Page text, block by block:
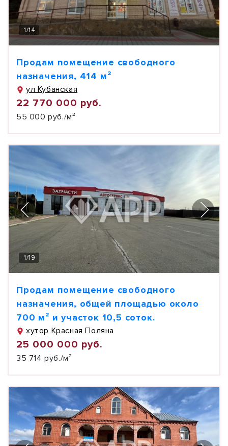
1/14
Продам помещение свободного
назначения, 414 м²
ул Кубанская
22 770 000 руб.
55 000 руб./м²
1/19
Продам помещение свободного
назначения, общей площадью около
700 м² и участок 10,5 соток.
хутор Красная Поляна
25 000 000 руб.
35 714 руб./м²